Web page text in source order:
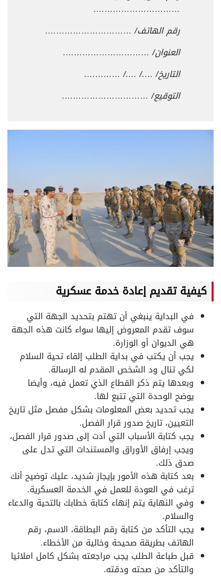
………………………….
رقم الهاتف/ ………………………….
العنوان/ ………………………….
التاريخ/ …./ …./ ………….
التوقيع/ ………………………….
كيفية تقديم إعادة خدمة عسكرية
في البداية ينبغي أن تهتم بتحديد الجهة التي
سوف تقدم المعروض إليها سواء كانت هذه الجهة
هي الديوان أو الوزارة.
يجب أن يكتب في بداية الطلب إلقاء تحية السلام
لكي تنال ود الشخص المقدم له الرسالة.
وبعدها يتم ذكر القطاع الذي تعمل فيه، وأيضا
يوضح الوحدة التي تتبع لها.
يجب تحديد بعض المعلومات بشكل مفصل مثل تاريخ
التعيين، تاريخ صدور قرار الفصل.
يجب كتابة الأسباب التي أدت إلى صدور قرار الفصل،
ويجب إرفاق الأوراق والمستندات التي تدل على
صدق ذلك.
بعد كتابة هذه الأمور بإيجاز شديد، عليك توضيح أنك
ترغب في العودة للعمل في الخدمة العسكرية.
وفي النهاية يتم إنهاء كتابة خطابك بالتحية والدعاء
والسلام.
يجب التأكد من كتابة رقم البطاقة، الاسم، رقم
الهاتف بطريقة صحيحة وخالية من الأخطاء.
قبل طباعة الطلب يجب مراجعته بشكل كامل املائيا
والتأكد من صحته ودقته.